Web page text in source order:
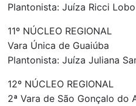
Plantonista: Juíza Ricci
11º NÚCLEO REGIONAL
Vara Única de Guaiúba
Plantonista: Juíza Juliana
12º NÚCLEO REGIONAL
2ª Vara de São Gonçalo do